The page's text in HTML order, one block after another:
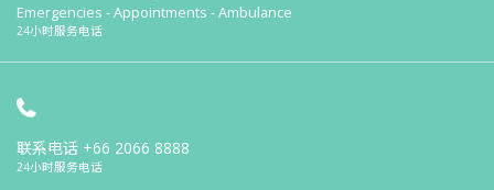
Emergencies - Appointments - Ambulance
24小时服务电话
联系电话 +66 2066 8888
24小时服务电话